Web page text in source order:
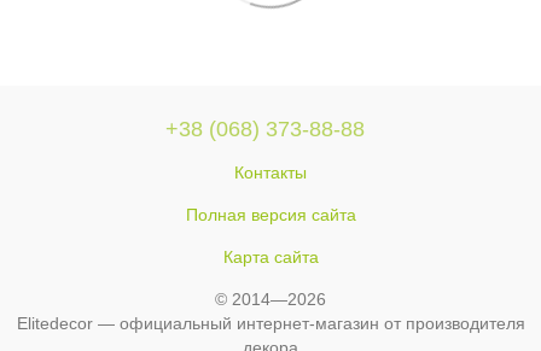
+38 (068) 373-88-88
Контакты
Полная версия сайта
Карта сайта
© 2014—2026
Elitedecor — официальный интернет-магазин от производителя
декора